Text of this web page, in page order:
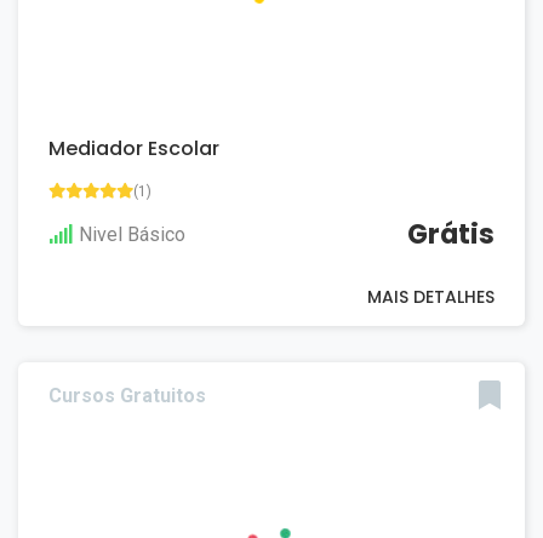
Mediador Escolar
(1)
Nivel Básico Grátis
MAIS DETALHES
Cursos Gratuitos